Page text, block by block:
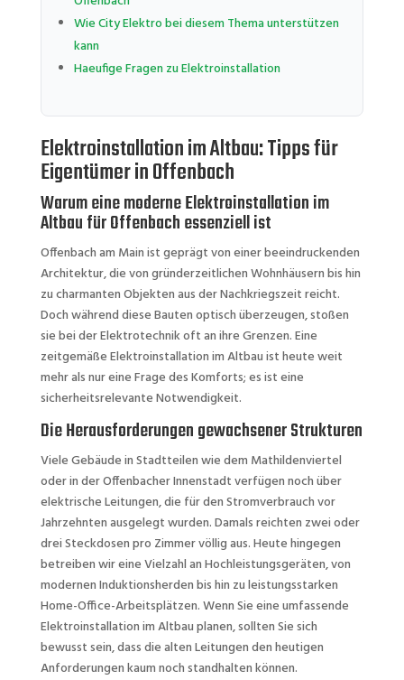
Wie City Elektro bei diesem Thema unterstützen
kann
Haeufige Fragen zu Elektroinstallation
Elektroinstallation im Altbau: Tipps für
Eigentümer in Offenbach
Warum eine moderne Elektroinstallation im
Altbau für Offenbach essenziell ist
Offenbach am Main ist geprägt von einer beeindruckenden
Architektur, die von gründerzeitlichen Wohnhäusern bis hin
zu charmanten Objekten aus der Nachkriegszeit reicht.
Doch während diese Bauten optisch überzeugen, stoßen
sie bei der Elektrotechnik oft an ihre Grenzen. Eine
zeitgemäße Elektroinstallation im Altbau ist heute weit
mehr als nur eine Frage des Komforts; es ist eine
sicherheitsrelevante Notwendigkeit.
Die Herausforderungen gewachsener Strukturen
Viele Gebäude in Stadtteilen wie dem Mathildenviertel
oder in der Offenbacher Innenstadt verfügen noch über
elektrische Leitungen, die für den Stromverbrauch vor
Jahrzehnten ausgelegt wurden. Damals reichten zwei oder
drei Steckdosen pro Zimmer völlig aus. Heute hingegen
betreiben wir eine Vielzahl an Hochleistungsgeräten, von
modernen Induktionsherden bis hin zu leistungsstarken
Home-Office-Arbeitsplätzen. Wenn Sie eine umfassende
Elektroinstallation im Altbau planen, sollten Sie sich
bewusst sein, dass die alten Leitungen den heutigen
Anforderungen kaum noch standhalten können.